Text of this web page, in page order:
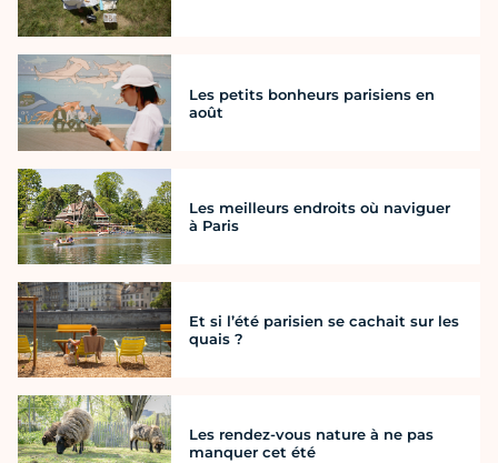
Les petits bonheurs parisiens en
août
Les meilleurs endroits où naviguer
à Paris
Et si l’été parisien se cachait sur les
quais ?
Les rendez-vous nature à ne pas
manquer cet été